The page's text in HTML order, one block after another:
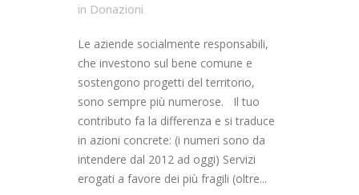
in Donazioni
Le aziende socialmente responsabili,
che investono sul bene comune e
sostengono progetti del territorio,
sono sempre più numerose. Il tuo
contributo fa la differenza e si traduce
in azioni concrete: (i numeri sono da
intendere dal 2012 ad oggi) Servizi
erogati a favore dei più fragili (oltre...